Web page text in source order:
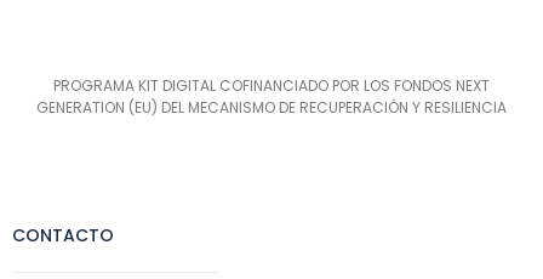
PROGRAMA KIT DIGITAL COFINANCIADO POR LOS FONDOS NEXT
GENERATION (EU) DEL MECANISMO DE RECUPERACIÓN Y RESILIENCIA
CONTACTO